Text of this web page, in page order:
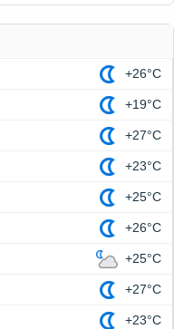
+26°C
+19°C
+27°C
+23°C
+25°C
+26°C
+25°C
+27°C
+23°C